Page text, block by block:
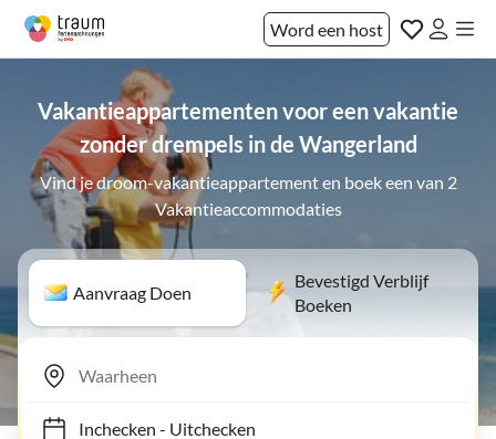
Word een host
Vakantieappartementen voor een vakantie
zonder drempels in de Wangerland
Vind je droom-vakantieappartement en boek een van 2
Vakantieaccommodaties
Aanvraag Doen
Bevestigd Verblijf
Boeken
Inchecken- Uitchecken